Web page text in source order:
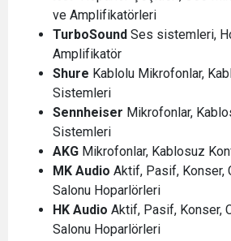
ve Amplifikatörleri
TurboSound Ses sistemleri,
Amplifikatör
Shure Kablolu Mikrofonlar,
Sistemleri
Sennheiser Mikrofonlar,
Sistemleri
AKG Mikrofonlar, Kablosuz
MK Audio Aktif, Pasif, Konser,
Salonu Hoparlörleri
HK Audio Aktif, Pasif, Konser,
Salonu Hoparlörleri